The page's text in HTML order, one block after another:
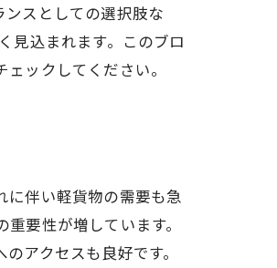
スとしての選択肢な
見込まれます。このブロ
ックしてください。
に伴い軽貨物の需要も急
要性が増しています。
アクセスも良好です。